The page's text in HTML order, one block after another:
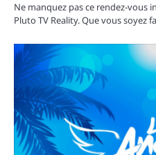
Ne manquez pas ce rendez-vous
Pluto TV Reality. Que vous soyez